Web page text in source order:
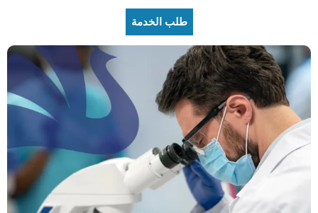
طلب الخدمة